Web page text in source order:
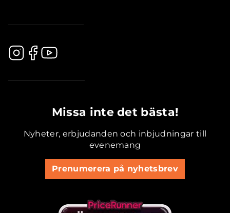
Missa inte det bästa!
Nyheter, erbjudanden och inbjudningar till
evenemang
Prenumerera på nyhetsbrev